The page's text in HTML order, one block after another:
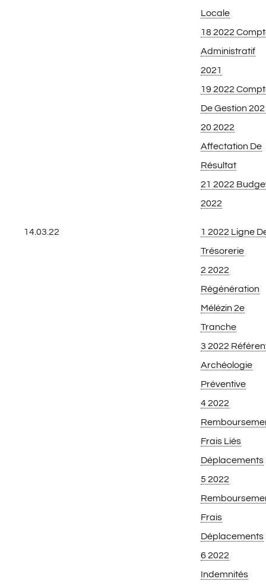
Locale
18 2022
Administratif
2021
19 2022
De Gestion
20 2022
Affectation De
Résultat
21 2022
2022
14.03.22
1 2022 Ligne
Trésorerie
2 2022
Régénération
Mélézin 2e
Tranche
3 2022
Archéologie
Préventive
4 2022
Frais Liés
Déplacements
5 2022
Frais
Déplacements
6 2022
Indemnités